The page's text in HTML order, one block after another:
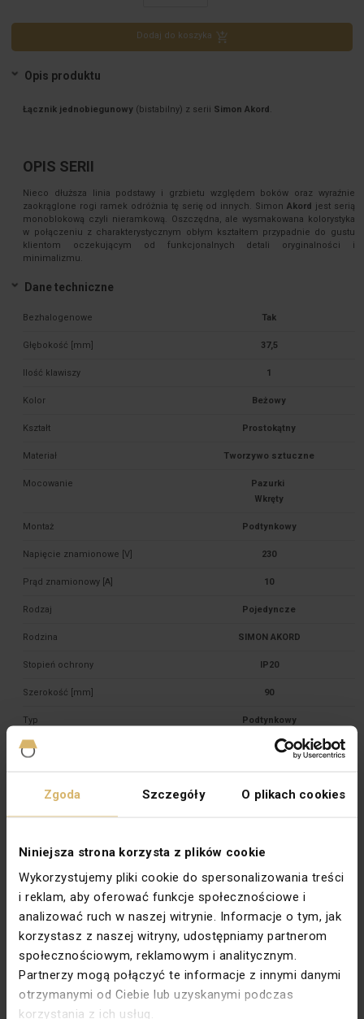
Zgoda Szczegóły O plikach cookies
Niniejsza strona korzysta z plików cookie
Wykorzystujemy pliki cookie do spersonalizowania treści
i reklam, aby oferować funkcje społecznościowe i
analizować ruch w naszej witrynie. Informacje o tym, jak
korzystasz z naszej witryny, udostępniamy partnerom
społecznościowym, reklamowym i analitycznym.
Partnerzy mogą połączyć te informacje z innymi danymi
otrzymanymi od Ciebie lub uzyskanymi podczas
korzystania z ich usług.
Dodaj do koszyka
Opis produktu
Łącznik jednobiegunowy (bistabilny) z serii Simon Akord .
OPIS SERII
Nieco dłuższa linia podstawy i grzbietu względem boków oraz wyraźnie
zaokrąglone rogi ramek odróżnia tę serię od innych. Simon Akord jest serią
monoblokową czyli nieramkową. Oszczędna, ale wysmakowana kolorystyka
w połączeniu z charakterystycznym obłym kształtem przypadnie do gustu
klientom oczekującym od funkcjonalnych detali oryginalności i
minimalizmu.
Dane techniczne
Bezhalogenowe Tak
Głębokość [mm] 37,5
Ilość klawiszy 1
Kolor Beżowy
Kształt Prostokątny
Materiał Tworzywo sztuczne
Mocowanie
Pazurki
Montaż Podtynkowy
Napięcie znamionowe [V] 230
Prąd znamionowy [A] 10
Rodzaj Pojedyncze
Rodzina SIMON AKORD
Stopień ochrony IP20
Szerokość [mm] 90
Typ Podtynkowy
Wysokość [mm] 80,5
Wykończenie powierzchni Błyszczące
Głębokość montażu [mm] 24,5
Typ zacisków
Do systemu ramkowego Nie
Materiał dokładny PC
PKWIU 27.33.11.0
Pozostałe dane techniczne